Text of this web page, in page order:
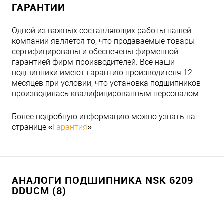
ГАРАНТИИ
Одной из важных составляющих работы нашей
компании является то, что продаваемые товары
сертифицированы и обеспечены фирменной
гарантией фирм-производителей. Все наши
подшипники имеют гарантию производителя 12
месяцев при условии, что установка подшипников
производилась квалифицированным персоналом.
Более подробную информацию можно узнать на
странице «Гарантия»
АНАЛОГИ ПОДШИПНИКА NSK 6209
DDUCM (8)